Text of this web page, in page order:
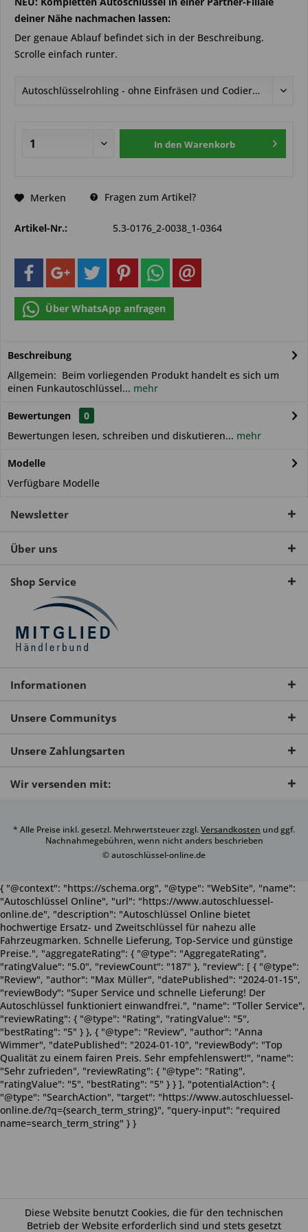
deiner Nähe nachmachen lassen:
Der genaue Ablauf befindet sich in der Beschreibung.
Scrolle einfach runter.
In den Warenkorb
Merken Fragen zum Artikel?
Artikel-Nr.: 5.3-0176_2-0038_1-0364
Über WhatsApp anfragen
Beschreibung
Allgemein: Beim vorliegenden Produkt handelt es sich um
einen Funkautoschlüssel... mehr
Bewertungen
0
Bewertungen lesen, schreiben und diskutieren... mehr
Modelle
Verfügbare Modelle
Newsletter
Über uns
Shop Service
Informationen
Unsere Communitys
Unsere Zahlungsarten
Wir versenden mit:
* Alle Preise inkl. gesetzl. Mehrwertsteuer zzgl.Versandkosten und ggf.
Nachnahmegebühren, wenn nicht anders beschrieben
© autoschlüssel-online.de
Diese Website benutzt Cookies, die für den technischen
Betrieb der Website erforderlich sind und stets gesetzt
{ "@context": "https://schema.org", "@type": "WebSite", "name":
"Autoschlüssel Online", "url": "https://www.autoschluessel-
online.de", "description": "Autoschlüssel Online bietet
hochwertige Ersatz- und Zweitschlüssel für nahezu alle
Fahrzeugmarken. Schnelle Lieferung, Top-Service und günstige
Preise.", "aggregateRating": { "@type": "AggregateRating",
"ratingValue": "5.0", "reviewCount": "187" }, "review": [ { "@type":
"Review", "author": "Max Müller", "datePublished": "2024-01-15",
"reviewBody": "Super Service und schnelle Lieferung! Der
Autoschlüssel funktioniert einwandfrei.", "name": "Toller Service",
"reviewRating": { "@type": "Rating", "ratingValue": "5",
"bestRating": "5" } }, { "@type": "Review", "author": "Anna
Wimmer", "datePublished": "2024-01-10", "reviewBody": "Top
Qualität zu einem fairen Preis. Sehr empfehlenswert!", "name":
"Sehr zufrieden", "reviewRating": { "@type": "Rating",
"ratingValue": "5", "bestRating": "5" } } ], "potentialAction": {
"@type": "SearchAction", "target": "https://www.autoschluessel-
online.de/?q={search_term_string}", "query-input": "required
name=search_term_string" } }